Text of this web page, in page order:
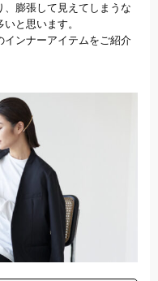
膨張して見えてしまうな
と思います。
インナーアイテムをご紹介